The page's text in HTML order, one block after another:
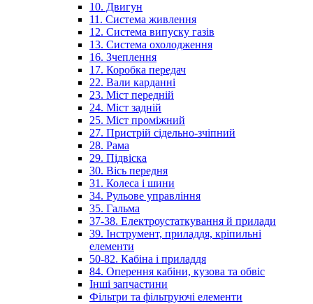
10. Двигун
11. Система живлення
12. Система випуску газів
13. Система охолодження
16. Зчеплення
17. Коробка передач
22. Вали карданні
23. Міст передній
24. Міст задній
25. Міст проміжний
27. Пристрій сідельно-зчіпний
28. Рама
29. Підвіска
30. Вісь передня
31. Колеса і шини
34. Рульове управління
35. Гальма
37-38. Електроустаткування й прилади
39. Інструмент, приладдя, кріпильні
елементи
50-82. Кабіна і приладдя
84. Оперення кабіни, кузова та обвіс
Інші запчастини
Фільтри та фільтруючі елементи